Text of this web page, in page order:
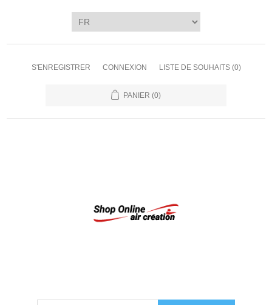
S'ENREGISTRER CONNEXION LISTE DE SOUHAITS (0)
PANIER (0)